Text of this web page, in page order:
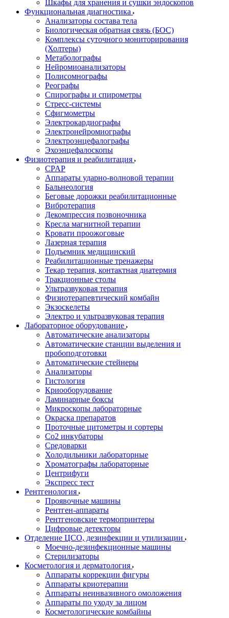
Шкафы для хранения и сушки эндоскопов
Функциональная диагностика
Анализаторы состава тела
Биологическая обратная связь (БОС)
Комплексы суточного мониторирования
(Холтеры)
Метаболографы
Нейромиоанализаторы
Полисомнографы
Реографы
Спирографы и спирометры
Стресс-системы
Сфигмометры
Электрокардиографы
Электронейромиографы
Электроэнцефалографы
Эхоэнцефалоскопы
Физиотерапия и реабилитация
CPAP
Аппараты ударно-волновой терапии
Бальнеология
Беговые дорожки реабилитационные
Вибротерапия
Декомпрессия позвоночника
Кресла магнитной терапии
Кровати проожоговые
Лазерная терапия
Подъемник медицинский
Реабилитационные тренажеры
Текар терапия, контактная диатермия
Тракционные столы
Ультразвуковая терапия
Физиотерапевтический комбайн
Экзоскелеты
Электро и ультразвуковая терапия
Лабораторное оборудование
Автоматические анализаторы
Автоматические станции выделения и
пробоподготовки
Автоматические стейнеры
Анализаторы
Гистология
Криооборудование
Ламинарные боксы
Микроскопы лабораторные
Окраска препаратов
Проточные цитометры и сортеры
Со2 инкубаторы
Средоварки
Холодильники лабораторные
Хроматографы лабораторные
Центрифуги
Экспресс тест
Рентгенология
Проявочные машины
Рентген-аппараты
Рентгеновские термопринтеры
Цифровые детекторы
Отделение ЦСО, дезинфекции и утилизации
Моечно-дезинфекционные машины
Стерилизаторы
Косметология и дерматология
Аппараты коррекции фигуры
Аппараты криотерапии
Аппараты неинвазивного омоложения
Аппараты по уходу за лицом
Косметологические комбайны